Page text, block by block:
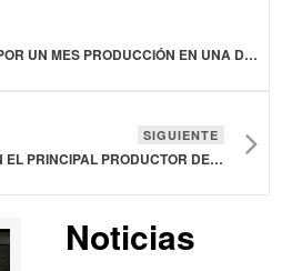
NESTLÉ SUSPENDE POR UN MES PRODUCCIÓN EN UNA DE SUS PLANTAS EN ARGENTINA
SIGUIENTE
NIGERIA SE CONVIERTE EN EL PRINCIPAL PRODUCTOR DE CARNE DE CERDO DE ÁFRICA
Noticias